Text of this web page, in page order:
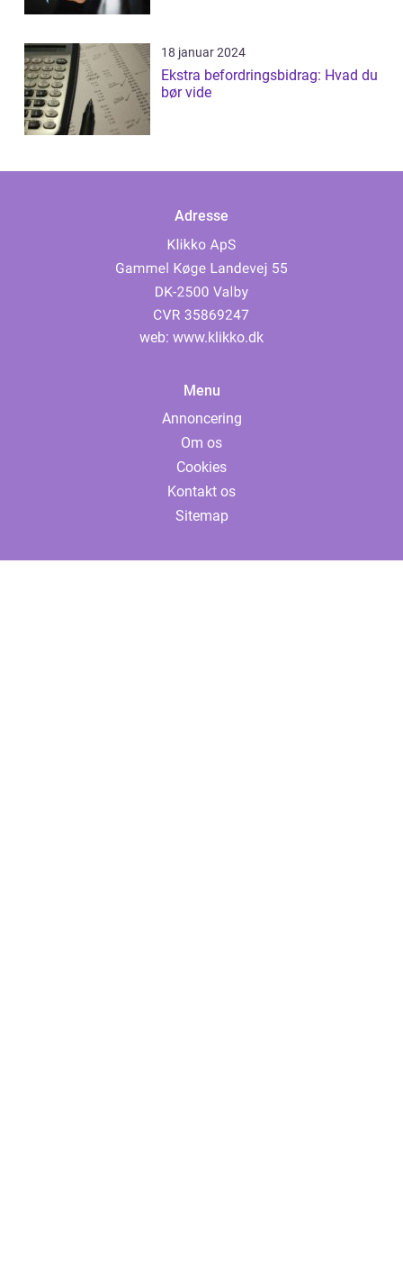
18 januar 2024
Ekstra befordringsbidrag: Hvad du
bør vide
Adresse
web: www.klikko.dk
Menu
Annoncering
Om os
Cookies
Kontakt os
Sitemap